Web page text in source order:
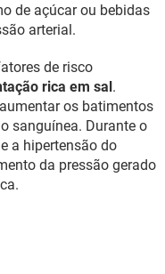
de açúcar ou bebidas
arterial.
de risco
rica em sal.
os batimentos
sanguínea. Durante o
a hipertensão do
da pressão gerado